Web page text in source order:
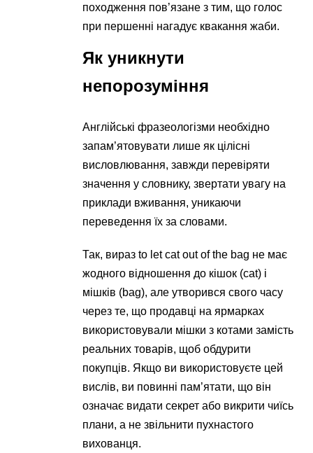
походження пов’язане з тим, що голос
при першенні нагадує квакання жаби.
Як уникнути
непорозуміння
Англійські фразеологізми необхідно
запам’ятовувати лише як цілісні
висловлювання, завжди перевіряти
значення у словнику, звертати увагу на
приклади вживання, уникаючи
переведення їх за словами.
Так, вираз to let cat out of the bag не має
жодного відношення до кішок (cat) і
мішків (bag), але утворився свого часу
через те, що продавці на ярмарках
використовували мішки з котами замість
реальних товарів, щоб обдурити
покупців. Якщо ви використовуєте цей
вислів, ви повинні пам’ятати, що він
означає видати секрет або викрити чиїсь
плани, а не звільнити пухнастого
вихованця.